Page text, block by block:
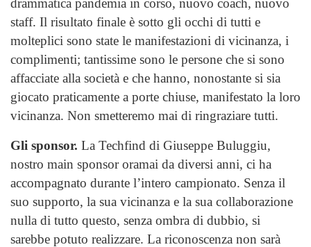
drammatica pandemia in corso, nuovo coach, nuovo
staff. Il risultato finale è sotto gli occhi di tutti e
molteplici sono state le manifestazioni di vicinanza, i
complimenti; tantissime sono le persone che si sono
affacciate alla società e che hanno, nonostante si sia
giocato praticamente a porte chiuse, manifestato la loro
vicinanza. Non smetteremo mai di ringraziare tutti.
Gli sponsor. La Techfind di Giuseppe Buluggiu,
nostro main sponsor oramai da diversi anni, ci ha
accompagnato durante l’intero campionato. Senza il
suo supporto, la sua vicinanza e la sua collaborazione
nulla di tutto questo, senza ombra di dubbio, si
sarebbe potuto realizzare. La riconoscenza non sarà